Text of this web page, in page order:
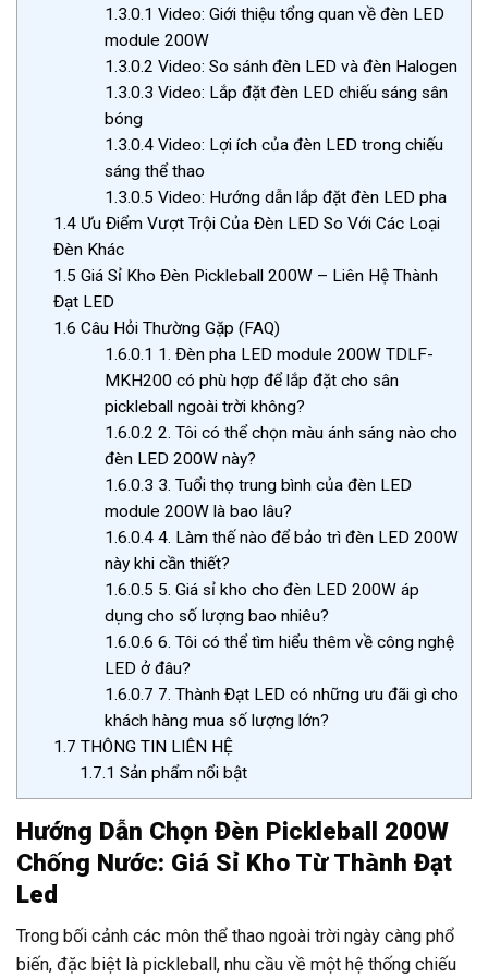
1.3.0.1 Video: Giới thiệu tổng quan về đèn LED
module 200W
1.3.0.2 Video: So sánh đèn LED và đèn Halogen
1.3.0.3 Video: Lắp đặt đèn LED chiếu sáng sân
bóng
1.3.0.4Video: Lợi ích của đèn LED trong chiếu
sáng thể thao
1.3.0.5 Video: Hướng dẫn lắp đặt đèn LED pha
1.4 Ưu Điểm Vượt Trội Của Đèn LED So Với Các Loại
Đèn Khác
1.5 Giá Sỉ Kho Đèn Pickleball 200W – Liên Hệ Thành
Đạt LED
1.6 Câu Hỏi Thường Gặp (FAQ)
1.6.0.1 1. Đèn pha LED module 200W TDLF-
MKH200 có phù hợp để lắp đặt cho sân
pickleball ngoài trời không?
1.6.0.2 2. Tôi có thể chọn màu ánh sáng nào cho
đèn LED 200W này?
1.6.0.3 3. Tuổi thọ trung bình của đèn LED
module 200W là bao lâu?
1.6.0.44. Làm thế nào để bảo trì đèn LED 200W
này khi cần thiết?
1.6.0.5 5. Giá sỉ kho cho đèn LED 200W áp
dụng cho số lượng bao nhiêu?
1.6.0.6 6. Tôi có thể tìm hiểu thêm về công nghệ
LED ở đâu?
1.6.0.7 7. Thành Đạt LED có những ưu đãi gì cho
khách hàng mua số lượng lớn?
1.7 THÔNG TIN LIÊN HỆ
1.7.1 Sản phẩm nổi bật
Hướng Dẫn Chọn Đèn Pickleball 200W
Chống Nước: Giá Sỉ Kho Từ Thành Đạt
Led
Trong bối cảnh các môn thể thao ngoài trời ngày càng phổ
biến, đặc biệt là pickleball, nhu cầu về một hệ thống chiếu